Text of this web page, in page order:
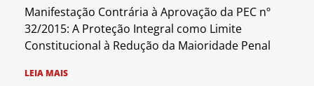
Manifestação Contrária à Aprovação da PEC nº
32/2015: A Proteção Integral como Limite
Constitucional à Redução da Maioridade Penal
LEIA MAIS